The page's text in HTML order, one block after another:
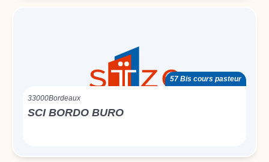
57 Bis cours pasteur
33000Bordeaux
SCI BORDO BURO